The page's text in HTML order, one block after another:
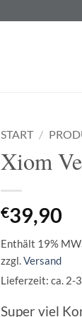
START /
Xiom
€39,90
Enthält 19%
zzgl.Versand
Lieferzeit: ca. 2-
Super viel